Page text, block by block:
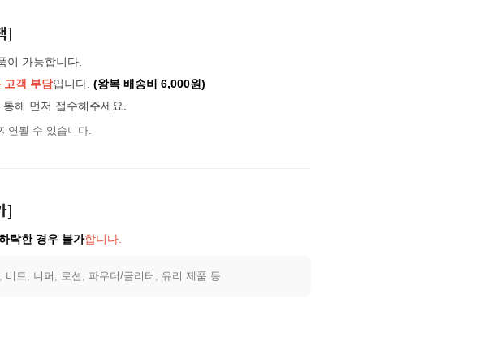
]
이 가능합니다.
고객 부담입니다. (왕복 배송비 6,000원)
통해 먼저 접수해주세요.
연될 수 있습니다.
]
락한 경우 불가합니다.
트, 니퍼, 로션, 파우더/글리터, 유리 제품 등